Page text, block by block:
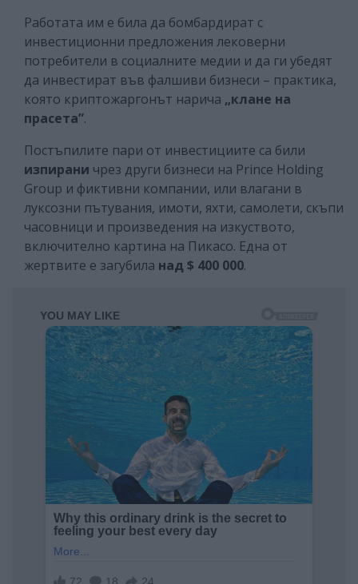
Работата им е била да бомбардират с
инвестиционни предложения лековерни
потребители в социалните медии и да ги убедят
да инвестират във фалшиви бизнеси – практика,
която криптожаргонът нарича „клане на
прасета”.
Постъпилите пари от инвестициите са били
изпирани чрез други бизнеси на Prince Holding
Group и фиктивни компании, или влагани в
луксозни пътувания, имоти, яхти, самолети, скъпи
часовници и произведения на изкуството,
включително картина на Пикасо. Една от
жертвите е загубила над $ 400 000.